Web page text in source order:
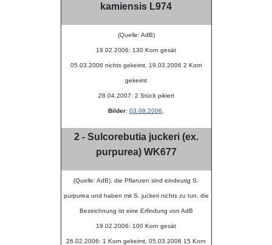
kamiensis L974
(Quelle: AdB)
19.02.2006: 130 Korn gesät
05.03.2006 nichts gekeimt, 19.03.2006 2 Korn
gekeimt
28.04.2007: 2 Stück pikiert
Bilder: 03.08.2006
2 - Sulcorebutia juckeri (ex.
purpurea) WK677
(Quelle: AdB), die Pflanzen sind eindeutig S.
purpurea und haben mit S. juckeri nichts zu tun, die
Bezeichnung ist eine Erfindung von AdB
19.02.2006: 100 Korn gesät
26.02.2006: 1 Korn gekeimt, 05.03.2006 15 Korn